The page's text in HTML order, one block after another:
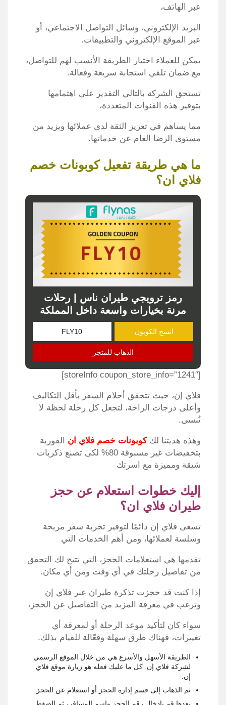
عبر الهاتف،
البريد الإلكتروني، وسائل التواصل الاجتماعي، أو
عبر الموقع الإلكتروني والتطبيقات.
يمكن للعملاء اختيار الطريقة الأنسب لهم للتواصل،
مع ضمان تلقي استجابة سريعة وفعالة.
تستحق الشركة بالتالي التقدير على اهتمامها
بتوفير هذه القنوات المتعددة،
مما يساهم في تعزيز الثقة لدى عملائها ويزيد من
مستوى الرضا العام عن خدماتها.
ما هي طريقة تفعيل كوبونات خصم
فلاي ان؟
رمز ترويجي طيران ناس | رحلات
مرنة بخيارات واسعة داخل المملكة
انسخ الكوبون
الذهاب للمتجر
[storeInfo coupon_store_info=”1241″]
فلاي إن، حيث تتحقق أحلام السفر بأقل التكاليف
وأعلى درجات الراحة، لتجعل كل رحلة لحظة لا
تُنسى.
وهذه هديتنا لككوبونات خصم فلاي ان الفورية
بتخفيضات غير مسبوقة 80% لكى تصنع ذكريات
شيقة ومميزة مع اسرتك
إليك خطوات استعلام عن حجز
طيران فلاي ان؟
تسعى فلاي إن دائمًا لتوفير تجربة سفر مريحة
وسلسة لعملائها، ومن أهم الخدمات التي
تقدمها هي استعلامات الحجز، التي تتيح لك التحقق
من تفاصيل رحلتك في أي وقت ومن أي مكان.
إذا كنت قد حجزت تذكرة طيران عبر فلاي إن
وترغب في معرفة المزيد من التفاصيل عن الحجز،
سواء كان لتأكيد موعد الرحلة أو لمعرفة أي
تغييرات، فهناك طرق سهلة وفعّالة للقيام بذلك.
الطريقة الأسهل والأسرع هي من خلال الموقع الرسمي
لشركة فلاي إن. كل ما عليك فعله هو زيارة موقع فلاي
إن.
ثم الذهاب إلى قسم إدارة الحجز أو استعلام عن الحجز.